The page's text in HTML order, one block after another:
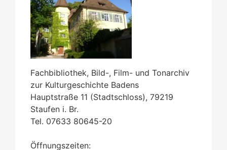
Fachbibliothek, Bild-, Film- und Tonarchiv
zur Kulturgeschichte Badens
Hauptstraße 11 (Stadtschloss), 79219
Staufen i. Br.
Tel. 07633 80645-20
Öffnungszeiten: